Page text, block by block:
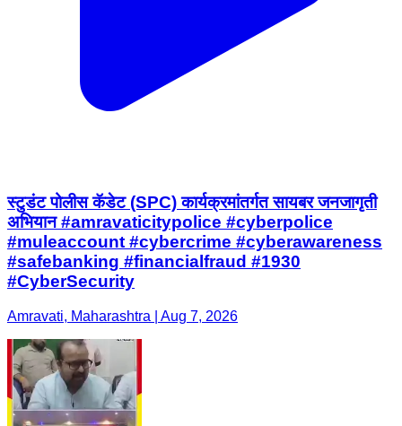
स्टुडंट पोलीस कॅडेट (SPC) कार्यक्रमांतर्गत सायबर जनजागृती
अभियान #amravaticitypolice #cyberpolice
#muleaccount #cybercrime #cyberawareness
#safebanking #financialfraud #1930
#CyberSecurity
Amravati, Maharashtra | Aug 7, 2026